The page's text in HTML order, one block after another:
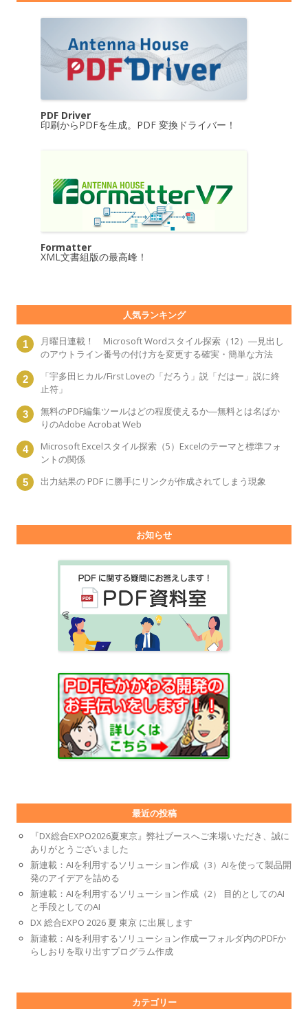
PDF Driver
印刷からPDFを生成。PDF 変換ドライバー！
Formatter
XML文書組版の最高峰！
人気ランキング
月曜日連載！ Microsoft Wordスタイル探索（12）―見出し
のアウトライン番号の付け方を変更する確実・簡単な方法
「宇多田ヒカル/First Loveの「だろう」説「だはー」説に終
止符」
無料のPDF編集ツールはどの程度使えるか―無料とは名ばか
りのAdobe Acrobat Web
Microsoft Excelスタイル探索（5）Excelのテーマと標準フォ
ントの関係
出力結果の PDF に勝手にリンクが作成されてしまう現象
お知らせ
最近の投稿
『DX総合EXPO2026夏東京』弊社ブースへご来場いただき、誠に
ありがとうございました
新連載：AIを利用するソリューション作成（3）AIを使って製品開
発のアイデアを詰める
新連載：AIを利用するソリューション作成（2） 目的としてのAI
と手段としてのAI
DX 総合EXPO 2026 夏 東京 に出展します
新連載：AIを利用するソリューション作成ーフォルダ内のPDFか
らしおりを取り出すプログラム作成
カテゴリー